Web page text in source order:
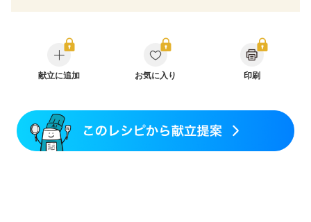
睡眠時無呼吸症候群
糖尿病性腎症（第１期）
糖尿病性腎症（第２期）
糖尿病性腎症（第３期）
CKD（ステージ１）
CKD（ステージ２）
乳がん（放射線治療中）
乳がん治療を終えた方・経過観察中の方など
胃がん（抗がん剤治療中）
献立に追加 お気に入り 印刷